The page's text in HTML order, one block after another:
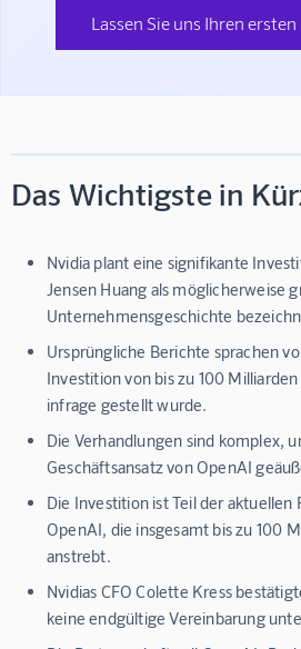
Lassen Sie uns Ihren
Das Wichtigste in
Nvidia plant eine signifikante
Jensen Huang als möglicherweise
Unternehmensgeschichte
Ursprüngliche Berichte sprachen
Investition von bis zu 100
infrage gestellt wurde.
Die Verhandlungen sind komplex,
Geschäftsansatz von OpenAI
Die Investition ist Teil der aktuellen
OpenAI, die insgesamt bis zu 100
anstrebt.
Nvidias CFO Colette Kress
keine endgültige Vereinbarung